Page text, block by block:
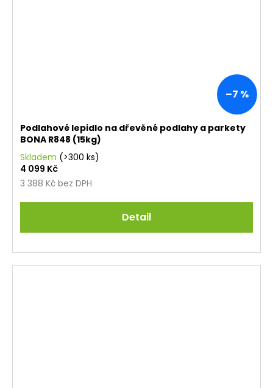
–7 %
Podlahové lepidlo na dřevěné podlahy a parkety
BONA R848 (15kg)
Skladem (>300 ks)
3 388 Kč bez DPH
4 099 Kč
Detail